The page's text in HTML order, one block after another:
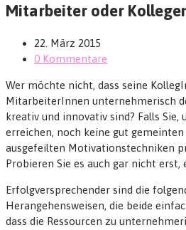
Mitarbeiter oder
22. März 2015
0 Kommentare
Wer möchte nicht, dass seine
MitarbeiterInnen unternehmerisch
kreativ und innovativ sind? Falls Sie,
erreichen, noch keine gut
ausgefeilten Motivationstechniken
Probieren Sie es auch gar nicht erst,
Erfolgversprechender sind die
Herangehensweisen, die beide
dass die Ressourcen zu